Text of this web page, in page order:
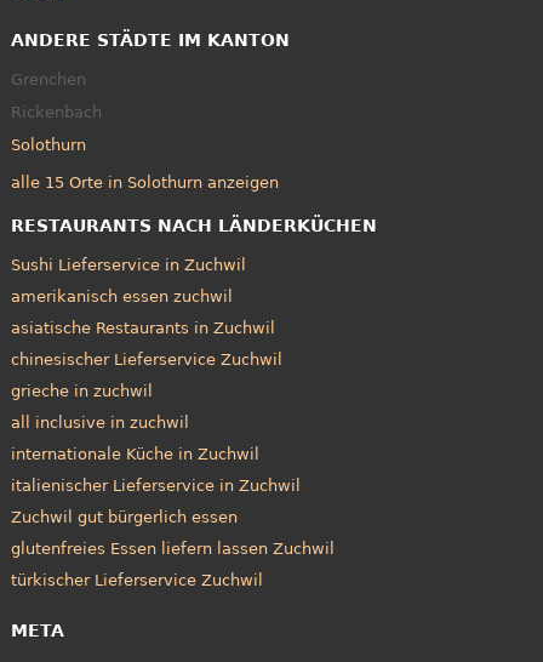
ANDERE STÄDTE IM KANTON
Grenchen
Rickenbach
Solothurn
alle 15 Orte in Solothurn anzeigen
RESTAURANTS NACH LÄNDERKÜCHEN
Sushi Lieferservice in Zuchwil
amerikanisch essen zuchwil
asiatische Restaurants in Zuchwil
chinesischer Lieferservice Zuchwil
grieche in zuchwil
all inclusive in zuchwil
internationale Küche in Zuchwil
italienischer Lieferservice in Zuchwil
Zuchwil gut bürgerlich essen
glutenfreies Essen liefern lassen Zuchwil
türkischer Lieferservice Zuchwil
META